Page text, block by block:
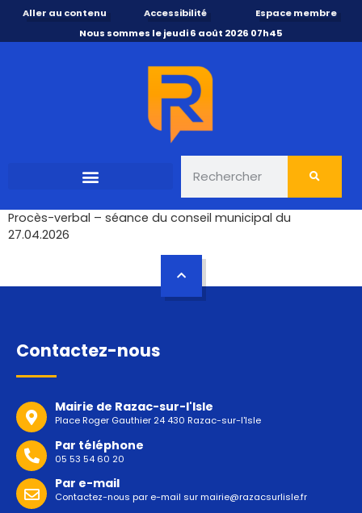
Aller au contenu Accessibilité
Espace membre
Nous sommes le jeudi 6 août 2026 07h45
Procès-verbal – séance du conseil municipal du
27.04.2026
Contactez-nous
Mairie de Razac-sur-l'Isle
Place Roger Gauthier 24 430 Razac-sur-l'Isle
Par téléphone
05 53 54 60 20
Par e-mail
Contactez-nous par e-mail surmairie@razacsurlisle.fr